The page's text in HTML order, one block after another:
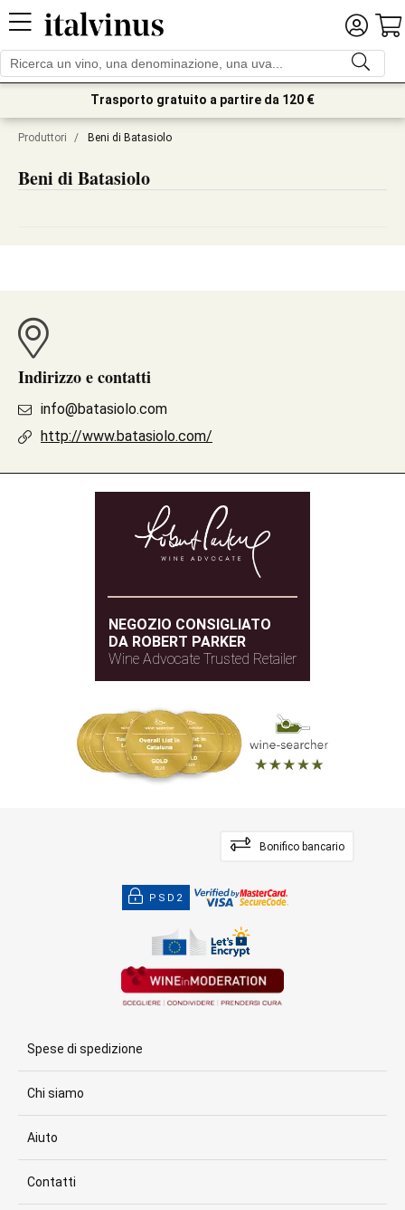
Trasporto gratuito a partire da 120 €
Produttori / Beni di Batasiolo
Beni di Batasiolo
Indirizzo e contatti
info@batasiolo.com
http://www.batasiolo.com/
NEGOZIO CONSIGLIATO
DA ROBERT PARKER
Wine Advocate Trusted Retailer
Bonifico bancario
PSD2
Spese di spedizione
Chi siamo
Aiuto
Contatti